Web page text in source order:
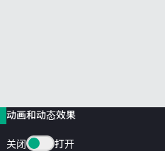
动画和动态效果
关闭 打开